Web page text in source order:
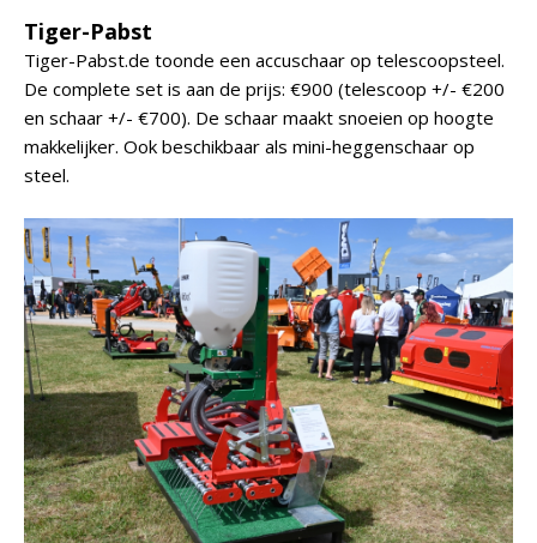
Tiger-Pabst
Tiger-Pabst.de toonde een accuschaar op telescoopsteel.
De complete set is aan de prijs: €900 (telescoop +/- €200
en schaar +/- €700). De schaar maakt snoeien op hoogte
makkelijker. Ook beschikbaar als mini-heggenschaar op
steel.